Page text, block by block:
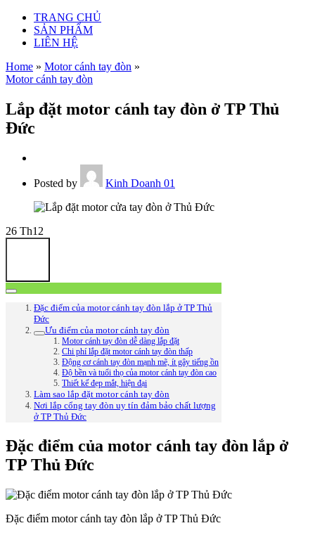
TRANG CHỦ
SẢN PHẨM
LIÊN HỆ
Home » Motor cánh tay đòn »
Motor cánh tay đòn
Lắp đặt motor cánh tay đòn ở TP Thủ
Đức
Posted by Kinh Doanh 01
26 Th12
Đặc điểm của motor cánh tay đòn lắp ở TP Thủ
Đức
Ưu điểm của motor cánh tay đòn
Motor cánh tay đòn dễ dàng lắp đặt
Chi phí lắp đặt motor cánh tay đòn thấp
Động cơ cánh tay đòn mạnh mẽ, ít gây tiếng ồn
Độ bền và tuổi thọ của motor cánh tay đòn cao
Thiết kế đẹp mắt, hiện đại
Làm sao lắp đặt motor cánh tay đòn
Nơi lắp cổng tay đòn uy tín đảm bảo chất lượng
ở TP Thủ Đức
Đặc điểm của motor cánh tay đòn lắp ở
TP Thủ Đức
Đặc điểm motor cánh tay đòn lắp ở TP Thủ Đức